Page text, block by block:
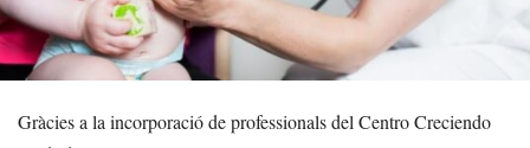
Gràcies a la incorporació de professionals del Centro Creciendo